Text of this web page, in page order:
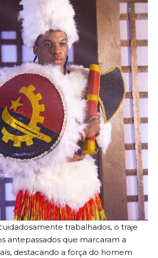
trabalhados, o traje
antepassados que marcaram a
destacando a força do homem